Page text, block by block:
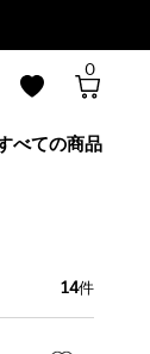
0
べての商品
14件